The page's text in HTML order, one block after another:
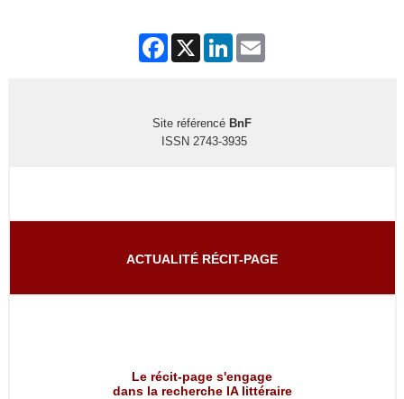
Facebook
X LinkedIn
Site référencé BnF
ISSN 2743-3935
ACTUALITÉ RÉCIT-PAGE
Le récit-page s'engage
dans la recherche IA littéraire